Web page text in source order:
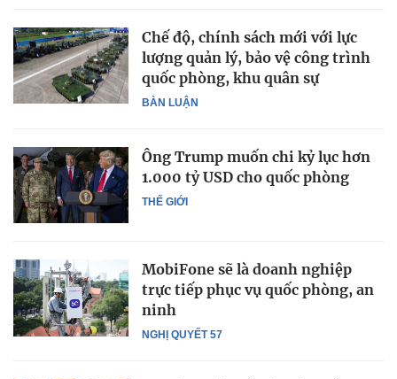
BÀN LUẬN
Chế độ, chính sách mới với lực
lượng quản lý, bảo vệ công trình
quốc phòng, khu quân sự
THẾ GIỚI
Ông Trump muốn chi kỷ lục hơn
1.000 tỷ USD cho quốc phòng
NGHỊ QUYẾT 57
MobiFone sẽ là doanh nghiệp
trực tiếp phục vụ quốc phòng, an
ninh